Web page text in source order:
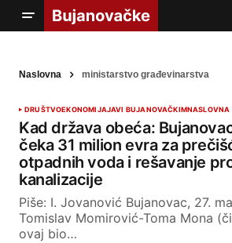
Naslovna ministarstvo građevinarstva
DRUŠTVOEKONOMIJAJAVI BUJANOVAČKIMNASLOVNA
Kad država obeća:
čeka 31 milion evra za
otpadnih voda i rešavanje
kanalizacije
Piše: I. Jovanović Bujanovac, 27.
Tomislav Momirović-Toma Mona
ovaj bio…